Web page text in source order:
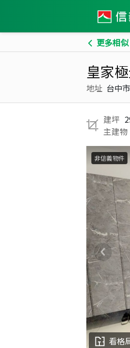
更多相似
皇家
地址 台中
建坪
主建物
看格
非信義物件